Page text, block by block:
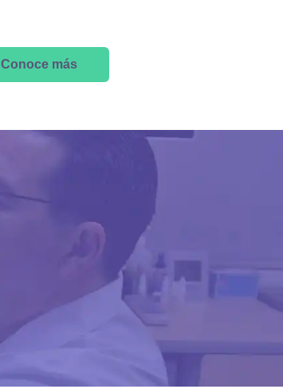
Conoce más